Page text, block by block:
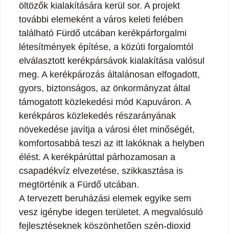
öltözők kialakítására kerül sor. A projekt
további elemeként a város keleti felében
található Fürdő utcában kerékpárforgalmi
létesítmények építése, a közúti forgalomtól
elválasztott kerékpársávok kialakítása valósul
meg. A kerékpározás általánosan elfogadott,
gyors, biztonságos, az önkormányzat által
támogatott közlekedési mód Kapuváron. A
kerékpáros közlekedés részarányának
növekedése javítja a városi élet minőségét,
komfortosabbá teszi az itt lakóknak a helyben
élést. A kerékpárúttal párhozamosan a
csapadékvíz elvezetése, szikkasztása is
megtörténik a Fürdő utcában.
A tervezett beruházási elemek egyike sem
vesz igénybe idegen területet. A megvalósuló
fejlesztéseknek köszönhetően szén-dioxid